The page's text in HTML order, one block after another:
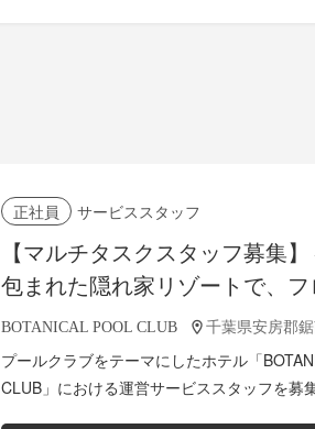
正社員 サービススタッフ
【マルチタスクスタッフ募集
包まれた隠れ家リゾートで、フ
ービス業務まで多彩なスキルと
タリティでお客様をサポートす
BOTANICAL POOL CLUB
BOTANICAL POOL CLUB
プールクラブをテーマにしたホテル「
CLUB」における運営サービススタッフを募